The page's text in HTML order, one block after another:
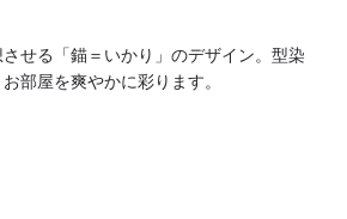
せる「錨＝いかり」のデザイン。 型染
部屋を爽やかに彩ります。